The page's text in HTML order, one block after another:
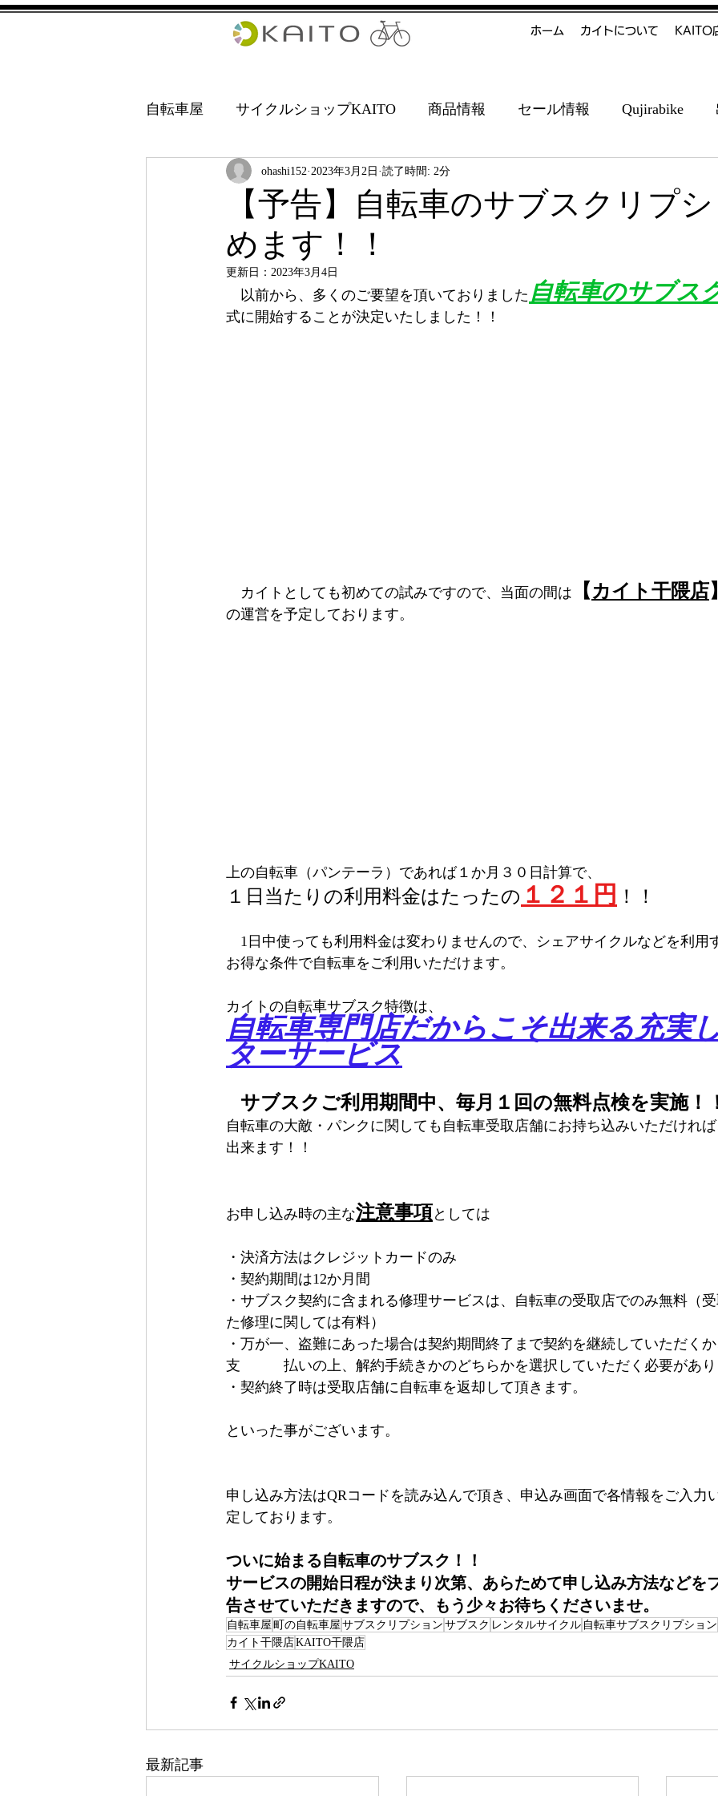
ホーム カイトについて KAITO
自転車屋 サイクルショップKAITO 商品情報 セール情報 Qujirabike
【予告】自転車のサブスクリプ
めます！！
ohashi152 2023年3月2日 読了時間: 2分
更新日： 2023年3月4日
以前から、多くのご要望を頂いておりました 自転車のサブス
式に開始することが決定いたしました！！
カイトとしても初めての試みですので、当面の間は 【 カイト干隈店】
の運営を予定しております。
上の自転車（パンテーラ）であれば１か月３０日計算で、
１日当たりの利用料金はたったの １２１円 ！！
1日中使っても利用料金は変わりませんので、シェアサイクルなどを利用
お得な条件で自転車をご利用いただけます。
カイトの自転車サブスク特徴は、
自転車専門店だからこそ出来る充実
ターサービス
サブスクご利用期間中、毎月１回の無料点検を実施！
自転車の大敵・パンクに関しても自転車受取店舗にお持ち込みいただけれ
出来ます！！
お申し込み時の主な注意事項としては
・決済方法はクレジットカードのみ
・契約期間は12か月間
・サブスク契約に含まれる修理サービスは、自転車の受取店でのみ無料（
た修理に関しては有料）
・万が一、盗難にあった場合は契約期間終了まで契約を継続していただく
支　　　払いの上、解約手続きかのどちらかを選択していただく必要があり
・契約終了時は受取店舗に自転車を返却して頂きます。
といった事がございます。
申し込み方法はQRコードを読み込んで頂き、申込み画面で各情報をご入力
定しております。
ついに始まる自転車のサブスク！！
サービスの開始日程が決まり次第、あらためて申し込み方法などを
告させていただきますので、もう少々お待ちくださいませ。
自転車屋 町の自転車屋 サブスクリプション サブスク レンタルサイクル 自転車サブスクリプション
カイト干隈店KAITO干隈店
サイクルショップKAITO
最新記事